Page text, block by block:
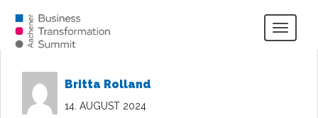
Britta Rolland
14. AUGUST 2024